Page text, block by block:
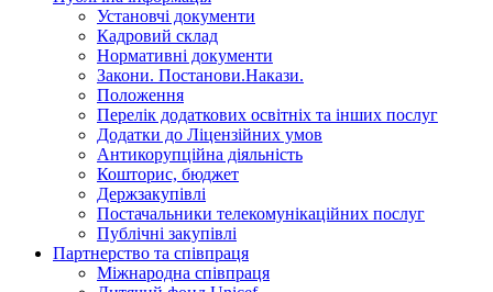
Установчi документи
Кадровий склад
Нормативнi документи
Закони. Постанови.Накази.
Положення
Перелік додаткових освітніх та інших послуг
Додатки до Ліцензійних умов
Антикорупційна діяльність
Кошторис, бюджет
Держзакупiвлi
Постачальники телекомунікаційних послуг
Публічні закупівлі
Партнерство та співпраця
Міжнародна співпраця